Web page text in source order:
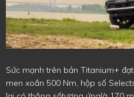
Sức mạnh trên bản Titanium+
men xoắn 500 Nm, hộp số